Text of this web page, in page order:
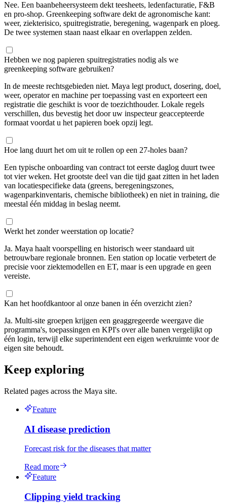
Nee. Een baanbeheersysteem dekt teesheets, ledenfacturatie, F&B
en pro-shop. Greenkeeping software dekt de agronomische kant:
weer, ziekterisico, spuitregistratie, beregening, wagenpark en ploeg.
De twee systemen staan naast elkaar en overlappen zelden.
Hebben we nog papieren spuitregistraties nodig als we
greenkeeping software gebruiken?
In de meeste rechtsgebieden niet. Maya legt product, dosering, doel,
weer, operator en machine per toepassing vast en exporteert een
registratie die geschikt is voor de toezichthouder. Lokale regels
verschillen, dus bevestig het door uw inspecteur geaccepteerde
formaat voordat u het papieren boek opzij legt.
Hoe lang duurt het om uit te rollen op een 27-holes baan?
Een typische onboarding van contract tot eerste daglog duurt twee
tot vier weken. Het grootste deel van die tijd gaat zitten in het laden
van locatiespecifieke data (greens, beregeningszones,
wagenparkinventaris, chemische bibliotheek) en niet in training, die
meestal één middag in beslag neemt.
Werkt het zonder weerstation op locatie?
Ja. Maya haalt voorspelling en historisch weer standaard uit
betrouwbare regionale bronnen. Een station op locatie verbetert de
precisie voor ziektemodellen en ET, maar is een upgrade en geen
vereiste.
Kan het hoofdkantoor al onze banen in één overzicht zien?
Ja. Multi-site groepen krijgen een geaggregeerde weergave die
programma's, toepassingen en KPI's over alle banen vergelijkt op
één login, terwijl elke superintendent een eigen werkruimte voor de
eigen site behoudt.
Keep exploring
Related pages across the Maya site.
Feature
AI disease prediction
Forecast risk for the diseases that matter
Read more
Feature
Clipping yield tracking